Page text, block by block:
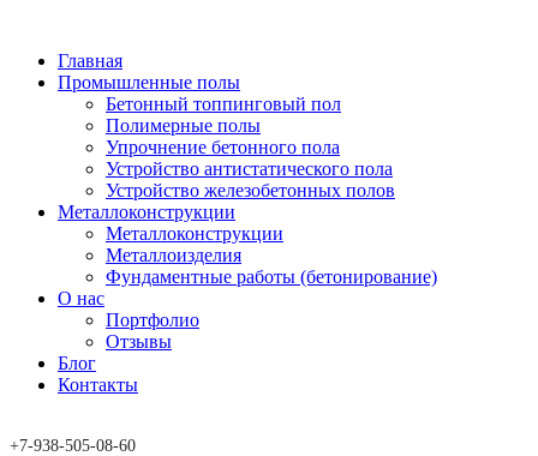
Главная
Промышленные полы
Бетонный топпинговый пол
Полимерные полы
Упрочнение бетонного пола
Устройство антистатического пола
Устройство железобетонных полов
Металлоконструкции
Металлоконструкции
Металлоизделия
Фундаментные работы (бетонирование)
О нас
Портфолио
Отзывы
Блог
Контакты
+7-938-505-08-60